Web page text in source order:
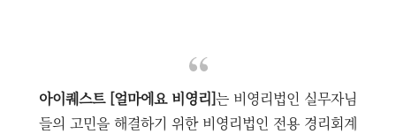
아이퀘스트 [얼마에요 비영리]는 비영리법인 실무자님
들의 고민을 해결하기 위한 비영리법인 전용 경리회계